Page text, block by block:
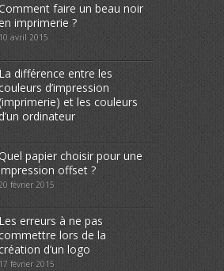
faire un beau noir
imprimerie ?
10 avril 2015
La différence entre les
d’impression
et les couleurs
ordinateur
papier choisir pour une
offset ?
février 2015
Les erreurs à ne pas
lors de la
d’un logo
17 février 2015